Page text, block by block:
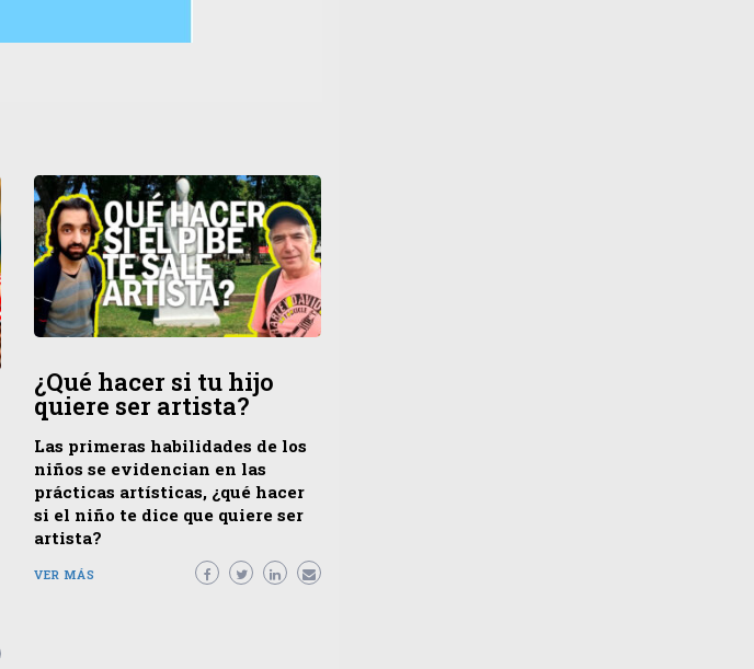
¿Qué hacer si tu hijo
quiere ser artista?
Las primeras habilidades de los
niños se evidencian en las
prácticas artísticas, ¿qué hacer
si el niño te dice que quiere ser
artista?
VER MÁS